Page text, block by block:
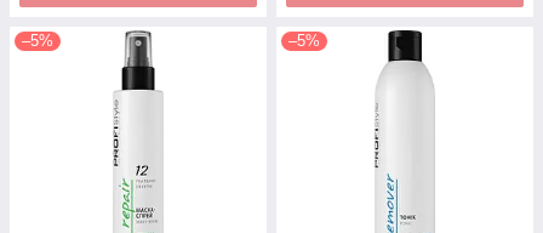
–5% –5%